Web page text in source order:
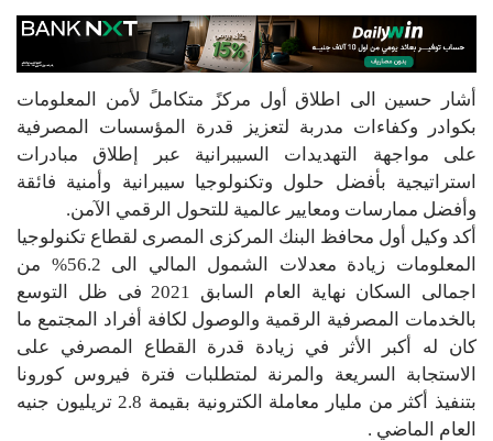
أشار حسين الى اطلاق أول مركزً متكاملً لأمن المعلومات
بكوادر وكفاءات مدربة لتعزيز قدرة المؤسسات المصرفية
على مواجهة التهديدات السيبرانية عبر إطلاق مبادرات
استراتيجية بأفضل حلول وتكنولوجيا سيبرانية وأمنية فائقة
وأفضل ممارسات ومعايير عالمية للتحول الرقمي الآمن.
أكد وكيل أول محافظ البنك المركزى المصرى لقطاع تكنولوجيا
المعلومات زيادة معدلات الشمول المالي الى 56.2% من
اجمالى السكان نهاية العام السابق 2021 فى ظل التوسع
بالخدمات المصرفية الرقمية والوصول لكافة أفراد المجتمع ما
كان له أكبر الأثر في زيادة قدرة القطاع المصرفي على
الاستجابة السريعة والمرنة لمتطلبات فترة فيروس كورونا
بتنفيذ أكثر من مليار معاملة الكترونية بقيمة 2.8 تريليون جنيه
العام الماضي .